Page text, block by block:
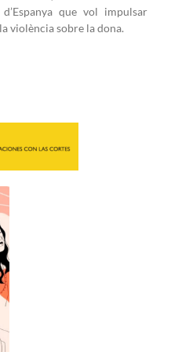
d’Espanya que vol impulsar
violència sobre la dona.